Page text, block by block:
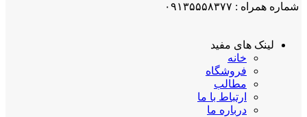
شماره همراه : ۰۹۱۳۵۵۵۸۳۷۷
لینک های مفید
خانه
فروشگاه
مطالب
ارتباط با ما
درباره ما